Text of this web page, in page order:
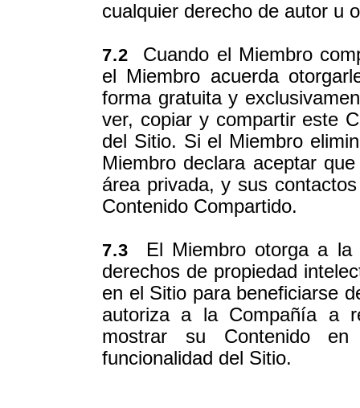
cualquier derecho de autor u
7.2 Cuando el Miembro
el Miembro acuerda
forma gratuita y
ver, copiar y compartir este
del Sitio. Si el Miembro
Miembro declara aceptar
área privada, y sus
Contenido Compartido.
7.3 El Miembro otorga a la
derechos de propiedad
en el Sitio para beneficiarse
autoriza a la Compañía a
mostrar su Contenido
funcionalidad del Sitio.